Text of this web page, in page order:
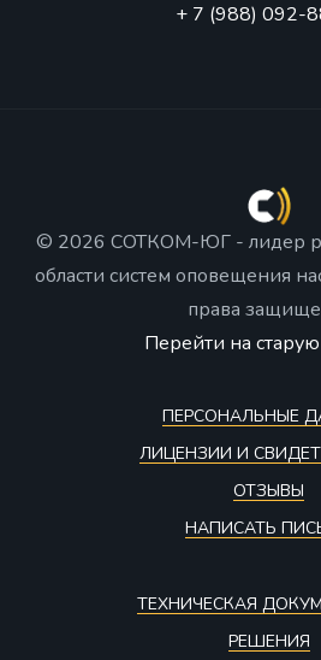
+ 7 (988) 092-
© 2026 СОТКОМ-ЮГ - лидер
области систем оповещения
права
Перейти на
ПЕРСОНАЛЬНЫЕ
ЛИЦЕНЗИИ И
ОТЗЫВЫ
НАПИСАТЬ
ТЕХНИЧЕСКАЯ
РЕШЕНИЯ